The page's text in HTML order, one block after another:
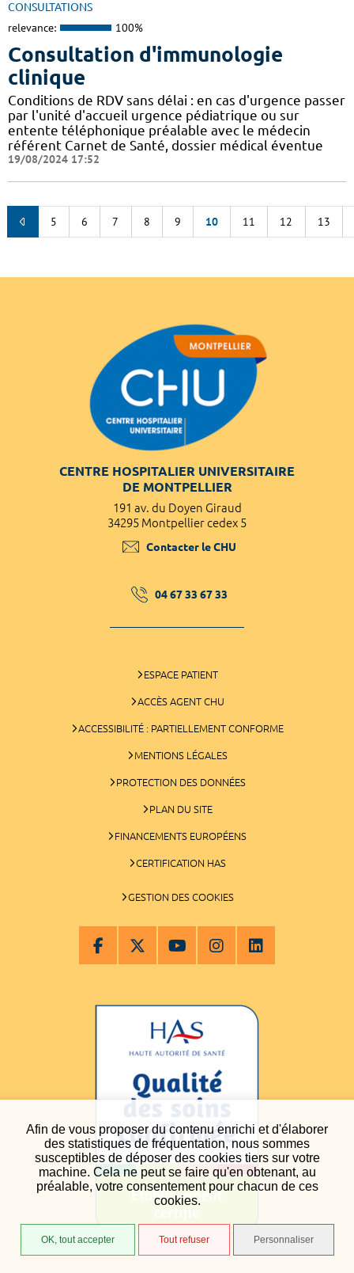
Afin de vous proposer du contenu enrichi et d'élaborer
des statistiques de fréquentation, nous sommes
susceptibles de déposer des cookies tiers sur votre
machine. Cela ne peut se faire qu'en obtenant, au
préalable, votre consentement pour chacun de ces
cookies.
OK, tout accepter Tout refuser Personnaliser
CONSULTATIONS
relevance: 100%
Consultation d'immunologie
clinique
Conditions de RDV sans délai : en cas d'urgence passer
par l'unité d'accueil urgence pédiatrique ou sur
entente téléphonique préalable avec le médecin
référent Carnet de Santé, dossier médical éventue
19/08/2024 17:52
5 6 7 8 9 10 11 12 13
CENTRE HOSPITALIER UNIVERSITAIRE
DE MONTPELLIER
191 av. du Doyen Giraud
34295 Montpellier cedex 5
Contacter le CHU
04 67 33 67 33
ESPACE PATIENT
ACCÈS AGENT CHU
ACCESSIBILITÉ : PARTIELLEMENT CONFORME
MENTIONS LÉGALES
PROTECTION DES DONNÉES
PLAN DU SITE
FINANCEMENTS EUROPÉENS
CERTIFICATION HAS
GESTION DES COOKIES